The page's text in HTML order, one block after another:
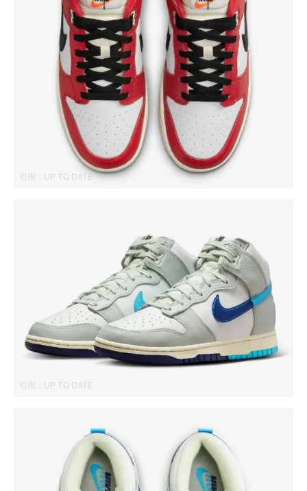
引用： UP TO DATE
引用： UP TO DATE